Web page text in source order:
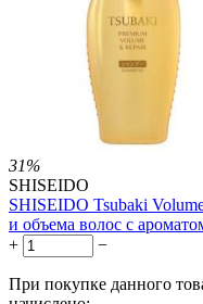
за 1.00 мл
Нет в наличии 
31%
SHISEIDO
SHISEIDO Tsubaki
и объема волос с
+
−
При покупке данного